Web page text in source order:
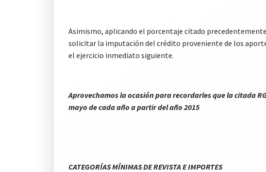
Asimismo, aplicando el porcentaje citado
solicitar la imputación del crédito proveniente de los
el ejercicio inmediato siguiente.
Aprovechamos la ocasión para recordarles que la citada
mayo de cada año a partir del año 2015
CATEGORÍAS MÍNIMAS DE REVISTA E IMPORTES